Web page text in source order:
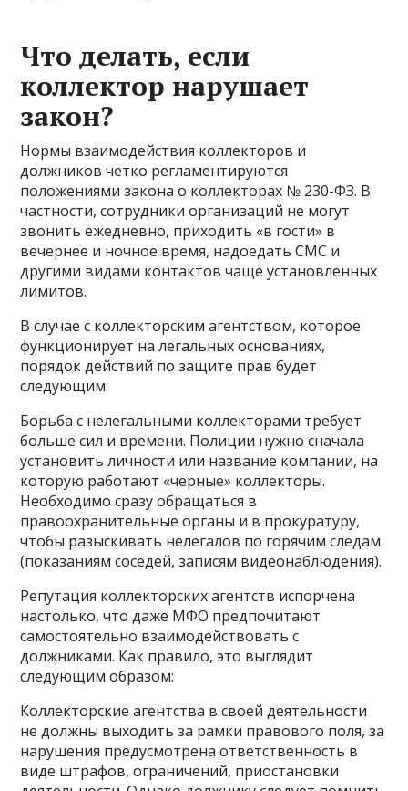
Что делать, если
коллектор нарушает
закон?
Нормы взаимодействия коллекторов и
должников четко регламентируются
положениями закона о коллекторах № 230-ФЗ. В
частности, сотрудники организаций не могут
звонить ежедневно, приходить «в гости» в
вечернее и ночное время, надоедать СМС и
другими видами контактов чаще установленных
лимитов.
В случае с коллекторским агентством, которое
функционирует на легальных основаниях,
порядок действий по защите прав будет
следующим:
Борьба с нелегальными коллекторами требует
больше сил и времени. Полиции нужно сначала
установить личности или название компании, на
которую работают «черные» коллекторы.
Необходимо сразу обращаться в
правоохранительные органы и в прокуратуру,
чтобы разыскивать нелегалов по горячим следам
(показаниям соседей, записям видеонаблюдения).
Репутация коллекторских агентств испорчена
настолько, что даже МФО предпочитают
самостоятельно взаимодействовать с
должниками. Как правило, это выглядит
следующим образом:
Коллекторские агентства в своей деятельности
не должны выходить за рамки правового поля, за
нарушения предусмотрена ответственность в
виде штрафов, ограничений, приостановки